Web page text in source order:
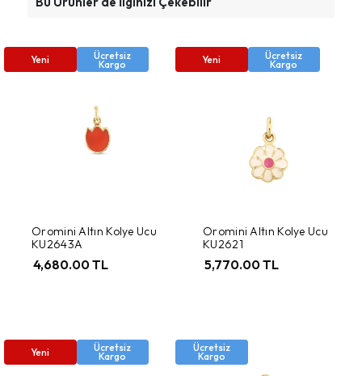
Yeni Ücretsiz
Kargo
Oromini Altın Kolye Ucu
KU2643A
4,680.00 TL
Yeni Ücretsiz
Kargo
Oromini Altın Kolye Ucu
KU2621
5,770.00 TL
Yeni Ücretsiz
Kargo
Ücretsiz
Kargo